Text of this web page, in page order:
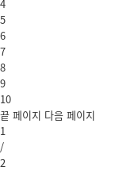
4
5
6
7
8
9
10
끝 페이지 다음 페이지
1
/
2